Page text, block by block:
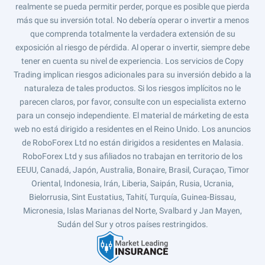
realmente se pueda permitir perder, porque es posible que pierda
más que su inversión total. No debería operar o invertir a menos
que comprenda totalmente la verdadera extensión de su
exposición al riesgo de pérdida. Al operar o invertir, siempre debe
tener en cuenta su nivel de experiencia. Los servicios de Copy
Trading implican riesgos adicionales para su inversión debido a la
naturaleza de tales productos. Si los riesgos implícitos no le
parecen claros, por favor, consulte con un especialista externo
para un consejo independiente. El material de márketing de esta
web no está dirigido a residentes en el Reino Unido. Los anuncios
de RoboForex Ltd no están dirigidos a residentes en Malasia.
RoboForex Ltd y sus afiliados no trabajan en territorio de los
EEUU, Canadá, Japón, Australia, Bonaire, Brasil, Curaçao, Timor
Oriental, Indonesia, Irán, Liberia, Saipán, Rusia, Ucrania,
Bielorrusia, Sint Eustatius, Tahití, Turquía, Guinea-Bissau,
Micronesia, Islas Marianas del Norte, Svalbard y Jan Mayen,
Sudán del Sur y otros países restringidos.